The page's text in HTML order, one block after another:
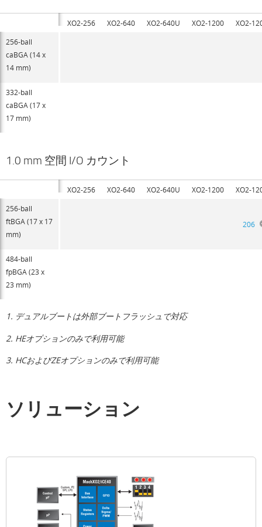
XO2-256 XO2-640 XO2-640U XO2-1200
XO2-
256-ball
caBGA (14 x
14 mm)
332-ball
caBGA (17 x
17 mm)
1.0 mm 空間 I/O カウント
XO2-256 XO2-640 XO2-640U XO2-1200
XO2-
256-ball
ftBGA (17 x 17
mm)
206
484-ball
fpBGA (23 x
23 mm)
1. デュアルブートは外部ブートフラッシュで対応
2. HEオプションのみで利用可能
3. HCおよびZEオプションのみで利用可能
ソリューション